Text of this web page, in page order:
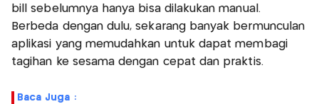
bill sebelumnya hanya bisa dilakukan manual.
Berbeda dengan dulu, sekarang banyak bermunculan
aplikasi yang memudahkan untuk dapat membagi
tagihan ke sesama dengan cepat dan praktis.
Baca Juga :